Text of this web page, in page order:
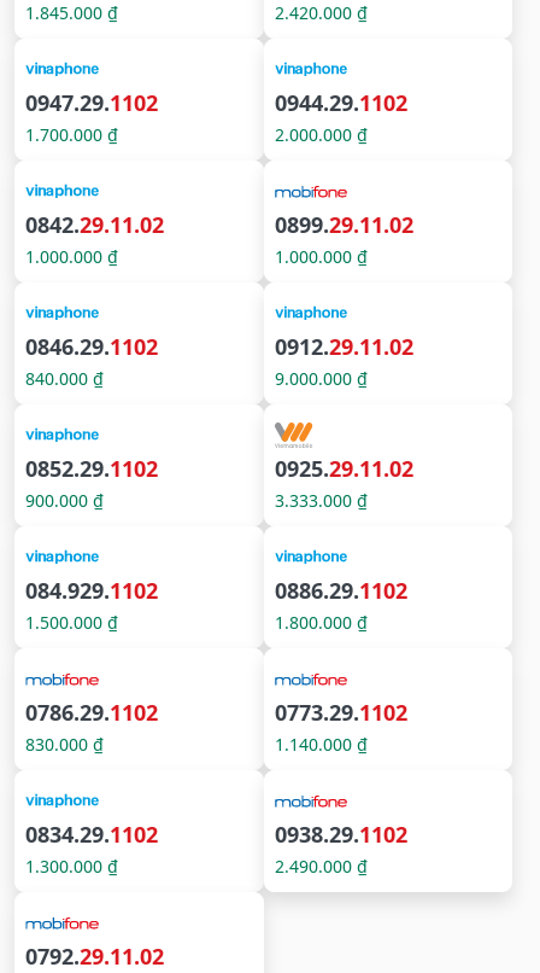
1.845.000 ₫ 2.420.000 ₫
0947.29.1102
1.700.000 ₫
0944.29.1102
2.000.000 ₫
0842.29.11.02
1.000.000 ₫
0899.29.11.02
1.000.000 ₫
0846.29.1102
840.000 ₫
0912.29.11.02
9.000.000 ₫
0852.29.1102
900.000 ₫
0925.29.11.02
3.333.000 ₫
084.929.1102
1.500.000 ₫
0886.29.1102
1.800.000 ₫
0786.29.1102
830.000 ₫
0773.29.1102
1.140.000 ₫
0834.29.1102
1.300.000 ₫
0938.29.1102
2.490.000 ₫
0792.29.11.02